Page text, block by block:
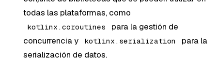
todas las plataformas, como
kotlinx.coroutines
para la gestión de
concurrencia y
kotlinx.serialization
para la
serialización de datos.